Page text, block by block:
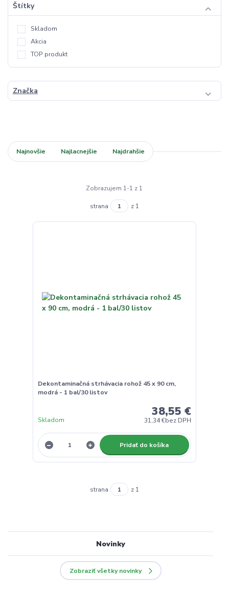
Štítky
Skladom
Akcia
TOP produkt
Značka
Najnovšie Najlacnejšie Najdrahšie
Zobrazujem 1-1 z 1
strana z 1
Dekontaminačná strhávacia rohož 45 x 90 cm,
modrá - 1 bal/30 listov
38,55 €
31,34 €bez DPH
Skladom
Pridať do košíka
strana z 1
Novinky
Zobraziť všetky novinky